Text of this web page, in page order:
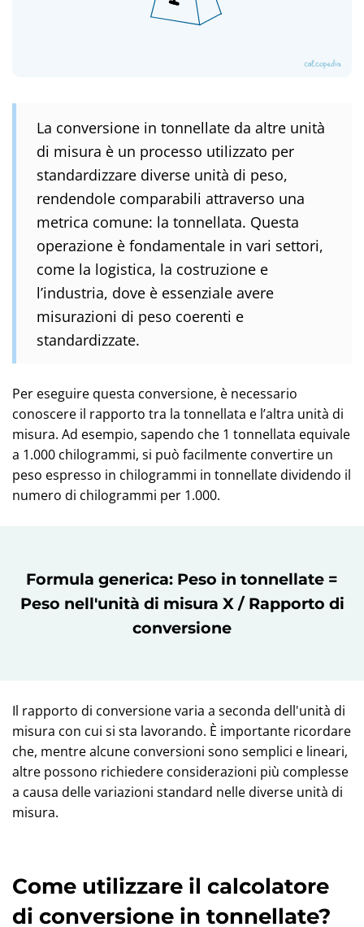
La conversione in tonnellate da altre unità
di misura è un processo utilizzato per
standardizzare diverse unità di peso,
rendendole comparabili attraverso una
metrica comune: la tonnellata. Questa
operazione è fondamentale in vari settori,
come la logistica, la costruzione e
l’industria, dove è essenziale avere
misurazioni di peso coerenti e
standardizzate.
Per eseguire questa conversione, è necessario
conoscere il rapporto tra la tonnellata e l’altra unità di
misura. Ad esempio, sapendo che 1 tonnellata equivale
a 1.000 chilogrammi, si può facilmente convertire un
peso espresso in chilogrammi in tonnellate dividendo il
numero di chilogrammi per 1.000.
Formula generica: Peso in tonnellate =
Peso nell'unità di misura X / Rapporto di
conversione
Il rapporto di conversione varia a seconda dell'unità di
misura con cui si sta lavorando. È importante ricordare
che, mentre alcune conversioni sono semplici e lineari,
altre possono richiedere considerazioni più complesse
a causa delle variazioni standard nelle diverse unità di
misura.
Come utilizzare il calcolatore
di conversione in tonnellate?